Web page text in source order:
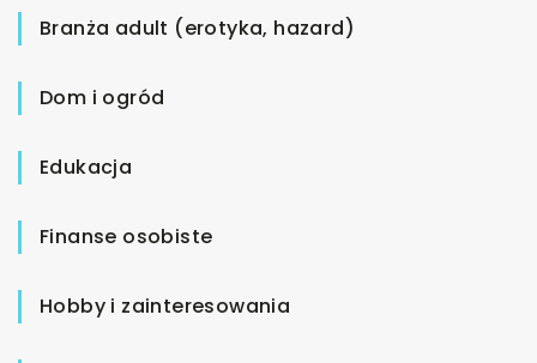
Branża adult (erotyka, hazard)
Dom i ogród
Edukacja
Finanse osobiste
Hobby i zainteresowania